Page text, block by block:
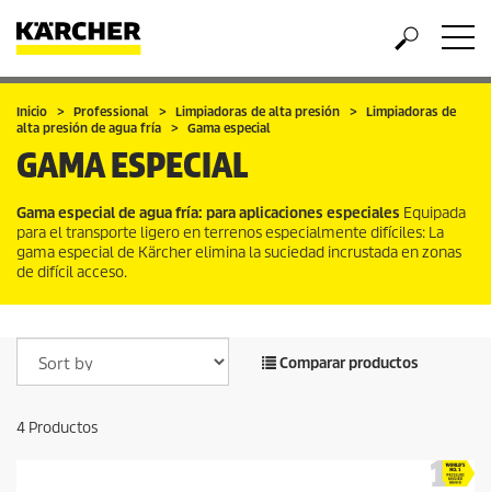
Inicio Professional Limpiadoras de alta presión
Limpiadoras de
alta presión de agua fría
Gama especial
GAMA ESPECIAL
Gama especial de agua fría: para aplicaciones especiales Equipada
para el transporte ligero en terrenos especialmente difíciles: La
gama especial de Kärcher elimina la suciedad incrustada en zonas
de difícil acceso.
Comparar productos
4 Productos